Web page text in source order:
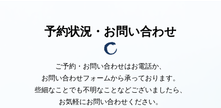
予約状況・お問い合わせ
ご予約・お問い合わせはお電話か、
お問い合わせフォームから承っております。
些細なことでも不明なことなどございましたら、
お気軽にお問い合わせください。